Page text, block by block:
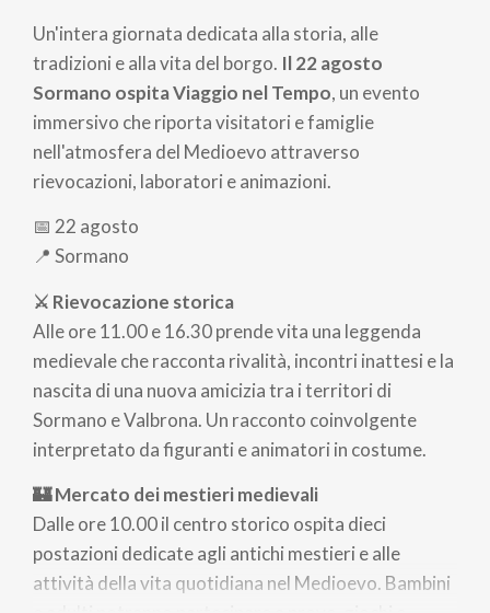
di
pane
Un'intera giornata dedicata alla storia, alle
tradizioni e alla vita del borgo. Il 22 agosto
Sormano ospita Viaggio nel Tempo, un evento
immersivo che riporta visitatori e famiglie
nell'atmosfera del Medioevo attraverso
rievocazioni, laboratori e animazioni.
📅 22 agosto
📍 Sormano
⚔️ Rievocazione storica
Alle ore 11.00 e 16.30 prende vita una leggenda
medievale che racconta rivalità, incontri inattesi e la
nascita di una nuova amicizia tra i territori di
Sormano e Valbrona. Un racconto coinvolgente
interpretato da figuranti e animatori in costume.
🏰 Mercato dei mestieri medievali
Dalle ore 10.00 il centro storico ospita dieci
postazioni dedicate agli antichi mestieri e alle
attività della vita quotidiana nel Medioevo. Bambini